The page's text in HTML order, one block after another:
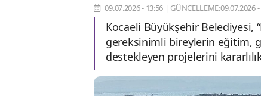
09.07.2026 - 13:56 | GÜNCELLEME:09.07.2026
Kocaeli Büyükşehir Belediyesi,
gereksinimli bireylerin eğitim,
destekleyen projelerini